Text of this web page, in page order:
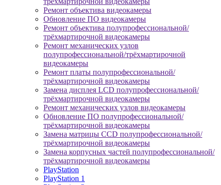
Ремонт объектива видеокамеры
Обновление ПО видеокамеры
Ремонт объектива полупрофессиональной/
трёхмартирочной видеокамеры
Ремонт механических узлов
полупрофессиональной/трёхмартирочной
видеокамеры
Ремонт платы полупрофессиональной/
трёхмартирочной видеокамеры
Замена дисплея LCD полупрофессиональной/
трёхмартирочной видеокамеры
Ремонт механических узлов видеокамеры
Обновление ПО полупрофессиональной/
трёхмартирочной видеокамеры
Замена матрицы CCD полупрофессиональной/
трёхмартирочной видеокамеры
Замена корпусных частей полупрофессиональной/
трёхмартирочной видеокамеры
PlayStation
PlayStation 1